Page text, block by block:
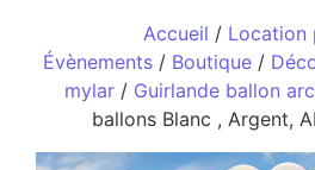
Accueil / Location
Évènements / Boutique /
mylar / Guirlande ballon
ballons Blanc , Argent,